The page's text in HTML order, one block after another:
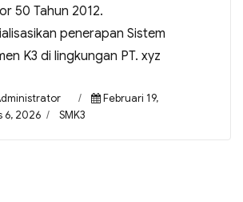
50 Tahun 2012.
penerapan Sistem
K3 di lingkungan PT. xyz
Februari 19,
6, 2026
SMK3